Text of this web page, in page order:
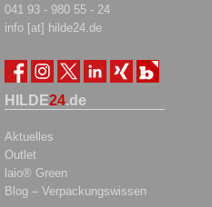
041 93 - 980 55 - 24
info [at] hilde24.de
HILDE24.de
Aktuelles
Outlet
laio® Green
Blog – Verpackungswissen